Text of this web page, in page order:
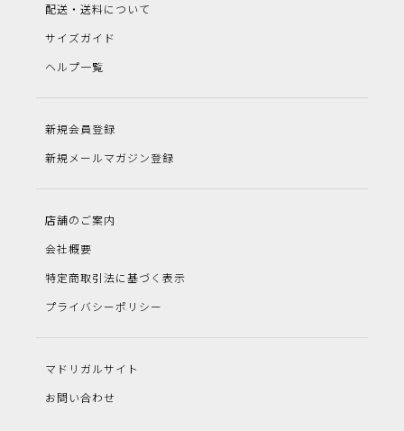
配送・送料について
サイズガイド
ヘルプ一覧
新規会員登録
新規メールマガジン登録
店舗のご案内
会社概要
特定商取引法に基づく表示
プライバシーポリシー
マドリガルサイト
お問い合わせ